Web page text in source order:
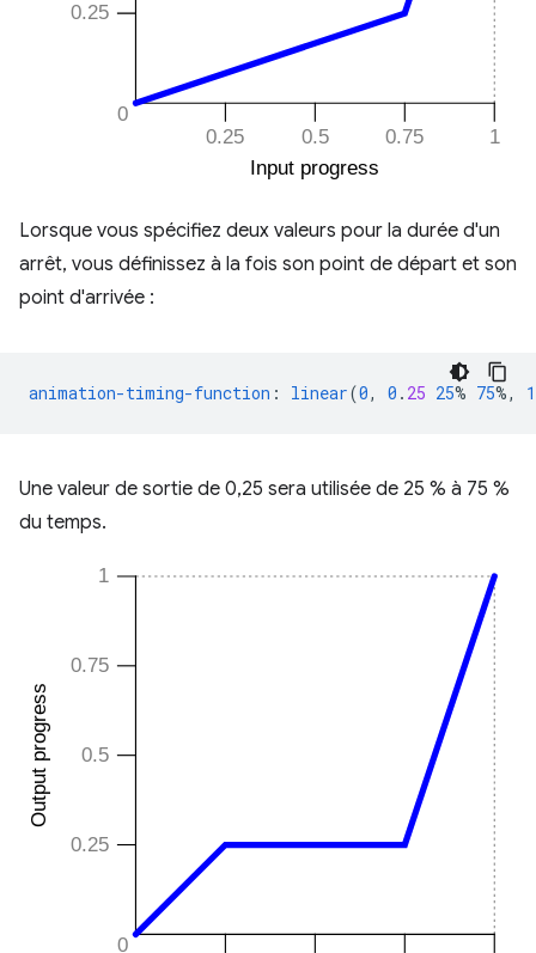
Lorsque vous spécifiez deux valeurs pour la durée d'un
arrêt, vous définissez à la fois son point de départ et son
point d'arrivée :
animation-timing-function : linear(0, 0 . 25 25% 75%, 1
Une valeur de sortie de 0,25 sera utilisée de 25 % à 75 %
du temps.